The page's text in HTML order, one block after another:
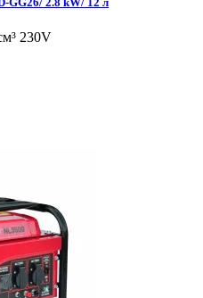
230V